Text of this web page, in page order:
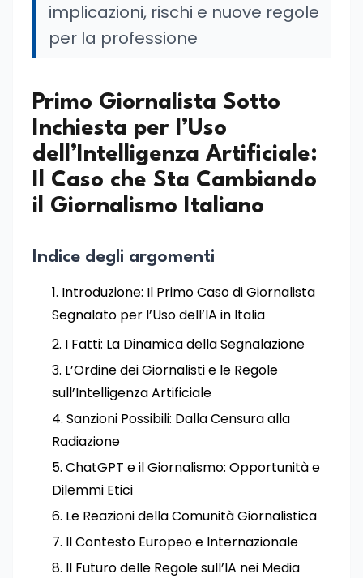
implicazioni, rischi e nuove regole
per la professione
Primo Giornalista Sotto
Inchiesta per l’Uso
dell’Intelligenza Artificiale:
Il Caso che Sta Cambiando
il Giornalismo Italiano
Indice degli argomenti
Introduzione: Il Primo Caso di Giornalista
Segnalato per l’Uso dell’IA in Italia
I Fatti: La Dinamica della Segnalazione
L’Ordine dei Giornalisti e le Regole
sull’Intelligenza Artificiale
Sanzioni Possibili: Dalla Censura alla
Radiazione
ChatGPT e il Giornalismo: Opportunità e
Dilemmi Etici
Le Reazioni della Comunità Giornalistica
Il Contesto Europeo e Internazionale
Il Futuro delle Regole sull’IA nei Media